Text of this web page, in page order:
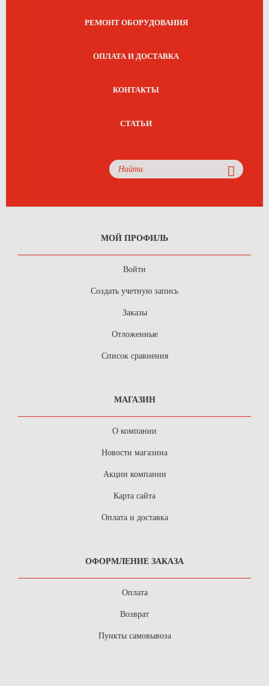
РЕМОНТ ОБОРУДОВАНИЯ
ОПЛАТА И ДОСТАВКА
КОНТАКТЫ
СТАТЬИ
МОЙ ПРОФИЛЬ
Войти
Создать учетную запись
Заказы
Отложенные
Список сравнения
МАГАЗИН
О компании
Новости магазина
Акции компании
Карта сайта
Оплата и доставка
ОФОРМЛЕНИЕ ЗАКАЗА
Оплата
Возврат
Пункты самовывоза